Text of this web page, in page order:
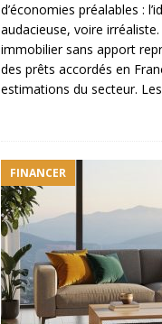
d’économies préalables :
audacieuse, voire
immobilier sans apport
des prêts accordés en
estimations du secteur. Les
FINANCER